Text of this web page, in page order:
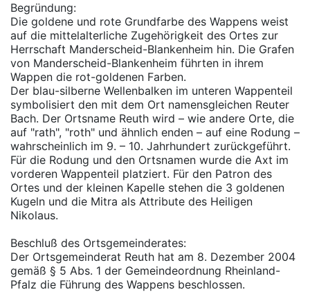
Begründung:
Die goldene und rote Grundfarbe des Wappens weist
auf die mittelalterliche Zugehörigkeit des Ortes zur
Herrschaft Manderscheid-Blankenheim hin. Die Grafen
von Manderscheid-Blankenheim führten in ihrem
Wappen die rot-goldenen Farben.
Der blau-silberne Wellenbalken im unteren Wappenteil
symbolisiert den mit dem Ort namensgleichen Reuter
Bach. Der Ortsname Reuth wird – wie andere Orte, die
auf "rath", "roth" und ähnlich enden – auf eine Rodung –
wahrscheinlich im 9. – 10. Jahrhundert zurückgeführt.
Für die Rodung und den Ortsnamen wurde die Axt im
vorderen Wappenteil platziert. Für den Patron des
Ortes und der kleinen Kapelle stehen die 3 goldenen
Kugeln und die Mitra als Attribute des Heiligen
Nikolaus.
Beschluß des Ortsgemeinderates:
Der Ortsgemeinderat Reuth hat am 8. Dezember 2004
gemäß § 5 Abs. 1 der Gemeindeordnung Rheinland-
Pfalz die Führung des Wappens beschlossen.